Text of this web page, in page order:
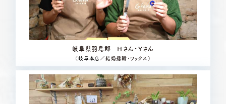
岐阜県羽島郡 Ｈさん・Ｙさん
（岐阜本店 ／結婚指輪・ワックス）